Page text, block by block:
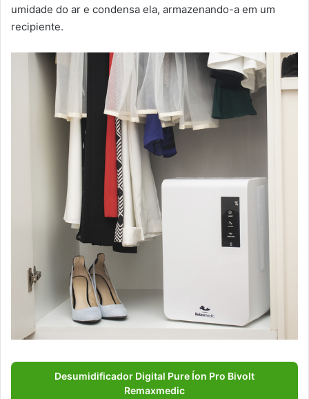
umidade do ar e condensa ela, armazenando-a em um
recipiente.
Desumidificador Digital Pure Íon Pro Bivolt
Remaxmedic